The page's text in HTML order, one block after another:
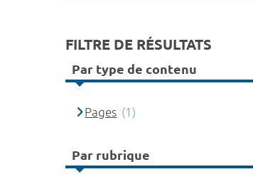
FILTRE DE RÉSULTATS
Par type de contenu
Pages (1)
Par rubrique